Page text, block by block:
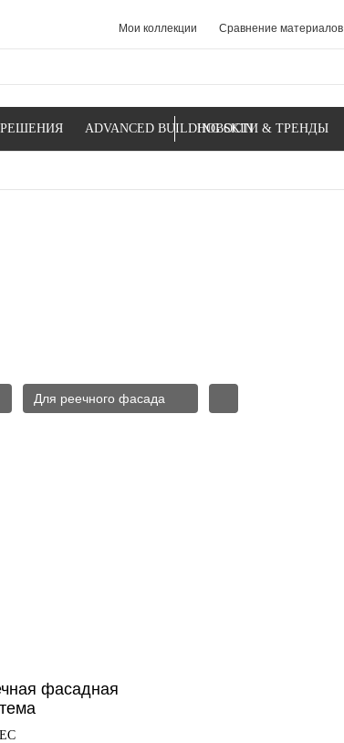
Мои коллекции Сравнение материалов
ADVANCED BUILDING SKINНОВОСТИ & ТРЕНДЫ
Для реечного фасада
фасадная